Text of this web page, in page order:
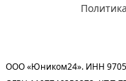
ООО «Юником24». ИНН